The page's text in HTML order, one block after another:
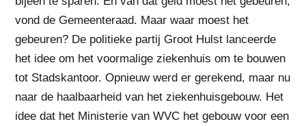
vond de Gemeenteraad. Maar waar moest het
gebeuren? De politieke partij Groot Hulst lanceerde
het idee om het voormalige ziekenhuis om te bouwen
tot Stadskantoor. Opnieuw werd er gerekend, maar nu
naar de haalbaarheid van het ziekenhuisgebouw. Het
idee dat het Ministerie van WVC het gebouw voor een